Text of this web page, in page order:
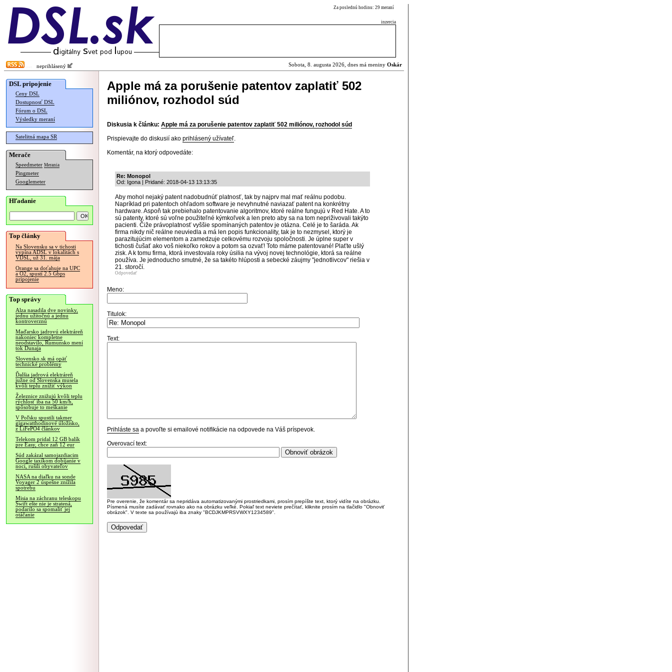
Za poslednú hodinu: 29 meraní
inzercia
neprihlásený Sobota, 8. augusta 2026, dnes má meniny Oskár
DSL pripojenie
Ceny DSL
Dostupnosť DSL
Fórum o DSL
Výsledky meraní
Satelitná mapa SR
Merače
Speedmeter Merania
Pingmeter
Googlemeter
Hľadanie
Top články
Na Slovensku sa v tichosti
vypína ADSL v lokalitách s
VDSL, už 31. mája
Orange sa doťahuje na UPC
a O2, spustí 2.5 Gbps
pripojenie
Top správy
Alza nasadila dve novinky,
jednu užitočnú a jednu
kontroverznú
Maďarsko jadrovú elektráreň
nakoniec kompletne
neodstavilo, Rumunsko mení
tok Dunaja
Slovensko.sk má opäť
technické problémy
Ďalšia jadrová elektráreň
južne od Slovenska musela
kvôli teplu znížiť výkon
Železnice znižujú kvôli teplu
rýchlosť iba na 50 km/h,
spôsobuje to meškanie
V Poľsku spustili takmer
gigawatthodinové úložisko,
z LiFePO4 článkov
Telekom pridal 12 GB balík
pre Easy, chce zaň 12 eur
Súd zakázal samojazdiacim
Google taxíkom dobíjanie v
noci, rušili obyvateľov
NASA na diaľku na sonde
Voyager 2 úspešne znížila
spotrebu
Misia na záchranu teleskopu
Swift ešte nie je stratená,
podarilo sa spomaliť jej
otáčanie
Apple má za porušenie patentov zaplatiť 502
miliónov, rozhodol súd
Diskusia k článku: Apple má za porušenie patentov zaplatiť 502 miliónov, rozhodol súd
Prispievajte do diskusií ako prihlásený užívateľ.
Komentár, na ktorý odpovedáte:
Re: Monopol
Od: Igona | Pridané: 2018-04-13 13:13:35
Aby mohol nejaký patent nadobudnúť platnosť, tak by najprv mal mať reálnu podobu.
Napríklad pri patentoch ohľadom software je nevyhnutné naviazať patent na konkrétny
hardware. Aspoň tak prebiehalo patentovanie algoritmov, ktoré reálne fungujú v Red Hate. A to
sú patenty, ktoré sú voľne použiteľné kýmkoľvek a len preto aby sa na tom nepriživovali takýto
pacienti. Čiže právoplatnosť vyššie spomínaných patentov je otázna. Celé je to šaráda. Ak
firma nikdy nič reálne neuviedla a má len popis funkcionality, tak je to nezmysel, ktorý je
parazitujúcim elementom a zamedzuje celkovému rozvoju spoločnosti. Je úplne super v
tichosti čušať ako voš niekoľko rokov a potom sa ozvať! Toto máme patentované! Plaťte ušlý
zisk. A k tomu firma, ktorá investovala roky úsilia na vývoj novej technológie, ktorá sa reálne
používa. Je jednoducho smutné, že sa takéto hlúposti a sebecké záujmy "jednotlivcov" riešia v
21. storočí.
Odpovedať
Meno:
Titulok:
Text:
Prihláste sa a povoľte si emailové notifikácie na odpovede na Váš príspevok.
Overovací text:
Pre overenie, že komentár sa nepridáva automatizovanými prostriedkami, prosím prepíšte text, ktorý vidíte na obrázku.
Písmená musíte zadávať rovnako ako na obrázku veľké. Pokiaľ text neviete prečítať, kliknite prosím na tlačidlo "Obnoviť
obrázok". V texte sa používajú iba znaky "BCDJKMPRSVWXY1234589".